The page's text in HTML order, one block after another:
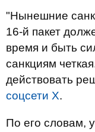
"Нынешние
16-й пакет
время и быть
санкциям
действовать
соцсети Х.
По его словам,